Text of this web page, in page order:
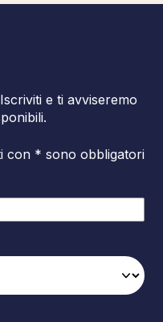
e ti avviseremo
con * sono obbligatori